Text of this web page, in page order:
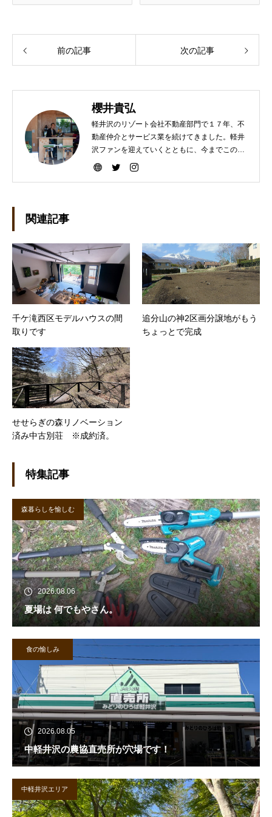
前の記事 次の記事
櫻井貴弘
軽井沢のリゾート会社不動産部門で１７年、不
動産仲介とサービス業を続けてきました。軽井
沢ファンを迎えていくとともに、今までこの町
を選んで下さった方々により楽しい軽井沢ライ
関連記事
千ケ滝西区モデルハウスの間
取りです
追分山の神2区画分譲地がもう
ちょっとで完成
せせらぎの森リノベーション
済み中古別荘 ※成約済。
特集記事
森暮らしを愉しむ
2026.08.06
夏場は 何でもやさん。
食の愉しみ
2026.08.05
中軽井沢の農協直売所が穴場です！
中軽井沢エリア